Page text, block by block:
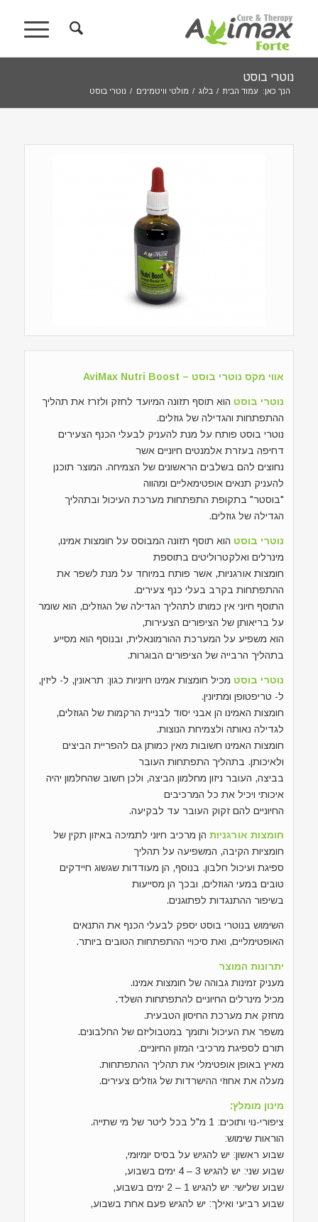
נוטרי בוסט
הנך כאן: עמוד הבית / בלוג / מולטי וויטמינים / נוטרי בוסט
אווי מקס נוטרי בוסט – AviMax Nutri Boost
נוטרי בוסט הוא תוסף תזונה המיועד לחזק ולזרז את תהליך
ההתפתחות והגדילה של גוזלים.
נוטרי בוסט פותח על מנת להעניק לבעלי הכנף הצעירים
דחיפה בעזרת אלמנטים חיוניים אשר
נחוצים להם בשלבים הראשונים של הצמיחה. המוצר תוכנן
להעניק תנאים אופטימאליים ומהווה
"בוסטר" בתקופת התפתחות מערכת העיכול ובתהליך
הגדילה של גוזלים.
נוטרי בוסט הוא תוסף תזונה המבוסס על חומצות אמינו,
מינרלים ואלקטרוליטים בתוספת
חומצות אורגניות, אשר פותח במיוחד על מנת לשפר את
ההתפתחות בקרב בעלי כנף צעירים.
התוסף חיוני אין כמותו לתהליך הגדילה של הגוזלים, הוא שומר
על בריאותן של הציפורים הצעירות,
הוא משפיע על המערכת ההורמונאלית, ובנוסף הוא מסייע
בתהליך הרבייה של הציפורים הבוגרות.
נוטרי בוסט מכיל חומצות אמינו חיוניות כגון: תראונין, ל- ליזין,
ל- טריפטופן ומתיונין.
חומצות האמינו הן אבני יסוד לבניית הרקמות של הגוזלים,
לגדילה נאותה ולצמיחת הנוצות.
חומצות האמינו חשובות מאין כמותן גם להפריית הביצים
ולאיכותן. בתהליך התפתחות העובר
בביצה, העובר ניזון מחלמון הביצה, ולכן חשוב שהחלמון יהיה
איכותי ויכיל את כל המרכיבים
החיוניים להם זקוק העובר עד לבקיעה.
חומצות אורגניותהן מרכיב חיוני לתמיכה באיזון תקין של
חומציות הקיבה, המשפיעה על תהליך
ספיגת ועיכול חלבון. בנוסף, הן מעודדות שגשוג חיידקים
טובים במעי הגוזלים, ובכך הן מסייעות
בשיפור ההתנגדות לפתוגנים.
השימוש בנוטרי בוסט יספק לבעלי הכנף את התנאים
האופטימליים, ואת סיכויי ההתפתחות הטובים ביותר.
יתרונות המוצר
מעניק זמינות גבוהה של חומצות אמינו.
מכיל מינרלים החיוניים להתפתחות השלד.
מחזק את מערכת החיסון הטבעית.
משפר את העיכול ותומך במטבוליזם של החלבונים.
תורם לספיגת מרכיבי המזון החיוניים.
מאיץ באופן אופטימלי את תהליך ההתפתחות.
מעלה את אחוזי ההישרדות של גוזלים צעירים.
מינון מומלץ:
ציפורי-נוי ותוכים: 1 מ"ל בכל ליטר של מי שתייה.
הוראות שימוש:
שבוע ראשון: יש להגיש על בסיס יומיומי,
שבוע שני: יש להגיש 3 – 4 ימים בשבוע,
שבוע שלישי: יש להגיש 1 – 2 ימים בשבוע,
שבוע רביעי ואילך: יש להגיש פעם אחת בשבוע,